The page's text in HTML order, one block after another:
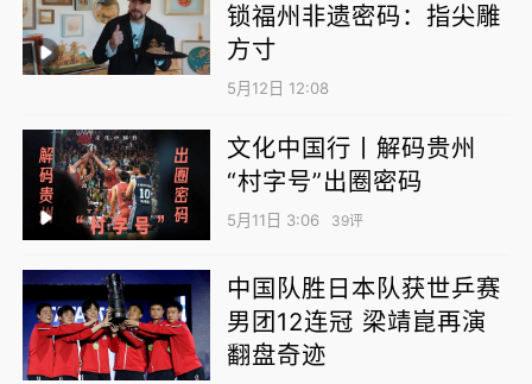
植——跨境物流——落地加工——国内分销”链
条。俄罗斯外贝加尔边疆区行政长官亚历山大·
奥西波夫表示，俄有机农产品对华供应前景广
阔。
原木入境“筑梦成屋”
声此起彼伏，进口自俄罗斯的木材经过切割、
打磨、拼装，成为风格各异的实木木屋。
锁福州非遗密码：指尖雕
方寸
5月12日 12:08
文化中国行丨解码贵州
“村字号”出圈密码
5月11日 3:06 39评
中国队胜日本队获世乒赛
男团12连冠 梁靖崑再演
翻盘奇迹